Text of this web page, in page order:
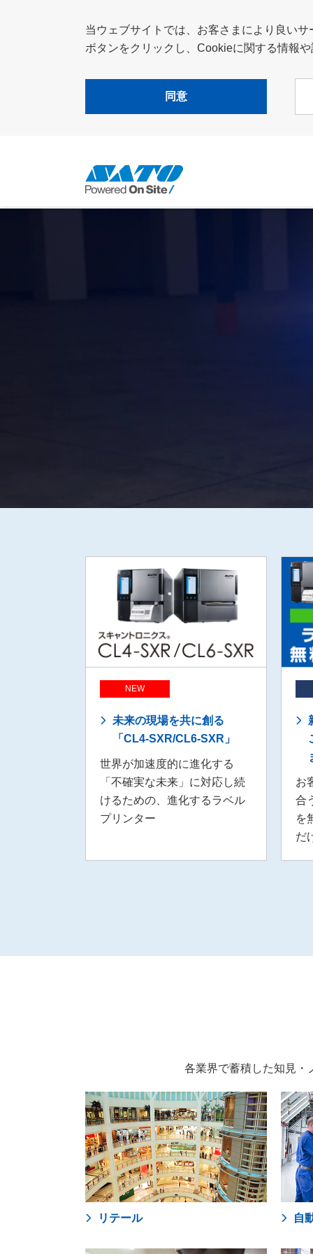
当ウェブサイトでは、お客さまにより良い
ボタンをクリックし、Cookieに関する情報
同意
NEW
未来の現場を共に創る
「CL4-SXR/CL6-SXR」
世界が加速度的に進化する
「不確実な未来」に対応し続
けるための、進化するラベル
プリンター
お
合
を
だ
各業界で蓄積した知見・
リテール 自